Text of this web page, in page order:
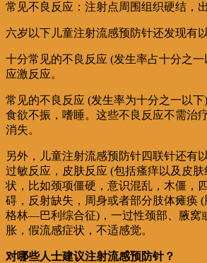
常见不良反应：注射点周围组织硬结，出
六岁以下儿童注射流感预防针还发现有
十分常见的不良反应 (发生率占十分之一
应激反应。
常见的不良反应 (发生率为十分之一以下)
食欲不振，嗜睡。这些不良反应不需治
消失。
另外，儿童注射流感预防针四联针还有
过敏反应，皮肤反应 (包括瘙痒以及皮
状，比如颈项僵硬，意识混乱，木僵，
碍，反射缺失，周身或者部分肢体瘫痪 (
格林—巴利综合征)，一过性颈部、腋窝
胀，假流感症状，不适感觉。
对哪些人士建议注射流感预防针？